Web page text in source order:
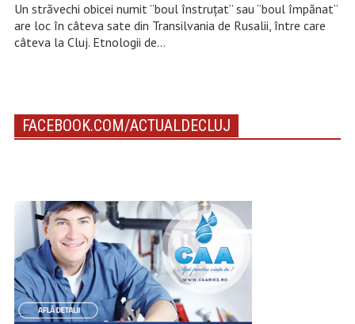
Un străvechi obicei numit ”boul înstruțat” sau ”boul împănat”
are loc în câteva sate din Transilvania de Rusalii, între care
câteva la Cluj. Etnologii de…
FACEBOOK.COM/ACTUALDECLUJ